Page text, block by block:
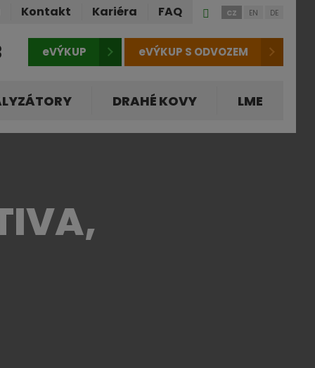
Kontakt Kariéra FAQ
eVÝKUP eVÝKUP S ODVOZEM
Přihlášení
klienstké
CZ EN DE
DRAHÉ KOVY LME